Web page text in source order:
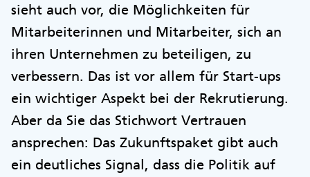
sieht auch vor, die Möglichkeiten für
Mitarbeiterinnen und Mitarbeiter, sich an
ihren Unternehmen zu beteiligen, zu
verbessern. Das ist vor allem für Start-ups
ein wichtiger Aspekt bei der Rekrutierung.
Aber da Sie das Stichwort Vertrauen
ansprechen: Das Zukunftspaket gibt auch
ein deutliches Signal, dass die Politik auf